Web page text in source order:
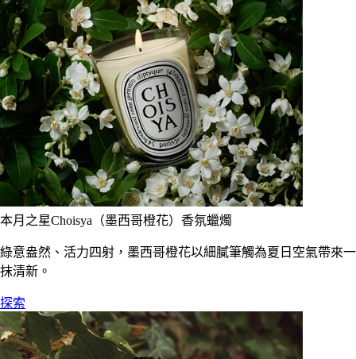
本月之星Choisya（墨西哥橙花）香氛蠟燭
綠意盎然、活力四射，墨西哥橙花以細膩筆觸為夏日空氣帶來一
抹清新。
探索